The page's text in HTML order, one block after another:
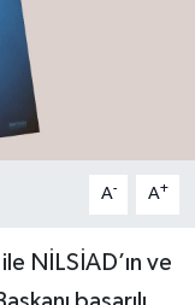
A- A+
NİLSİAD’ın ve